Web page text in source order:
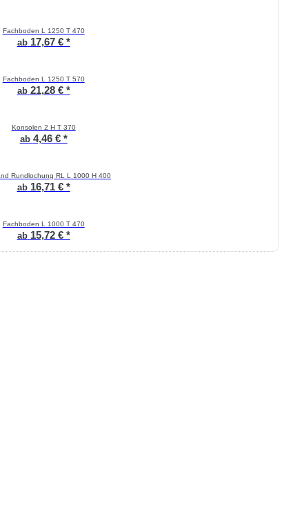
Fachboden L 1250 T 470
ab 17,67 € *
Fachboden L 1250 T 570
ab 21,28 € *
Konsolen 2 H T 370
ab 4,46 € *
Rundlochung RL L 1000 H 400
ab 16,71 € *
Fachboden L 1000 T 470
ab 15,72 € *